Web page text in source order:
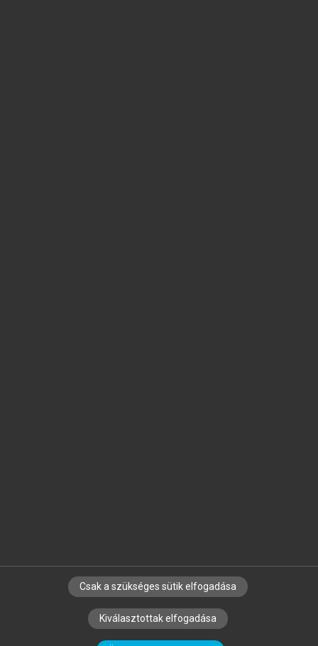
SZERZŐKNEK CÉGEKNEK KÖNYVTÁROSOKNAK
SZERKESZTÉSI ÉS LEKTORÁLÁSI ALAPELVEK
Csak a szükséges sütik elfogadása
Kiválasztottak elfogadása